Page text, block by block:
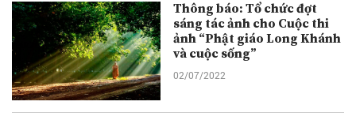
Thông báo: Tổ chức đợt
sáng tác ảnh cho Cuộc thi
ảnh “Phật giáo Long Khánh
và cuộc sống”
02/07/2022